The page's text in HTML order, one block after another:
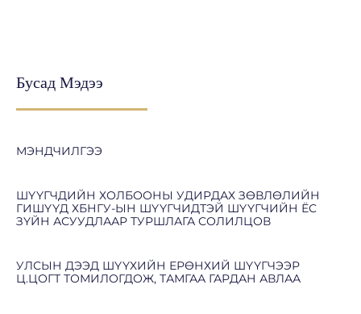
Бусад Мэдээ
МЭНДЧИЛГЭЭ
ШҮҮГЧДИЙН ХОЛБООНЫ УДИРДАХ ЗӨВЛӨЛИЙН
ГИШҮҮД ХБНГУ-ЫН ШҮҮГЧИДТЭЙ ШҮҮГЧИЙН ЁС
ЗҮЙН АСУУДЛААР ТУРШЛАГА СОЛИЛЦОВ
УЛСЫН ДЭЭД ШҮҮХИЙН ЕРӨНХИЙ ШҮҮГЧЭЭР
Ц.ЦОГТ ТОМИЛОГДОЖ, ТАМГАА ГАРДАН АВЛАА